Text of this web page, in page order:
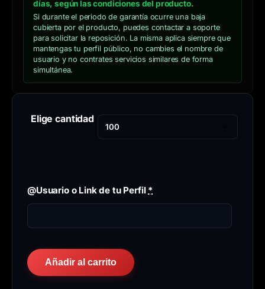
días, según las condiciones del producto.
Si durante el periodo de garantía ocurre una baja
cubierta por el producto, puedes contactar a soporte
para solicitar la reposición. La misma aplica siempre que
mantengas tu perfil público, no cambies el nombre de
usuario y no contrates servicios similares de forma
simultánea.
Elige cantidad
@Usuario o Link de tu Perfil *
Seguidores
para
Añadir al carrito